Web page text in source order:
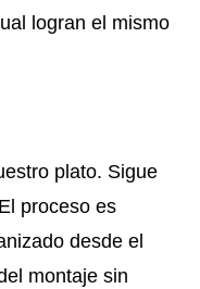
logran el mismo
plato. Sigue
proceso es
desde el
montaje sin